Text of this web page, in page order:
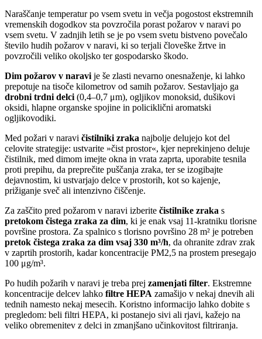
Naraščanje temperatur po vsem svetu in večja pogostost ekstremnih
vremenskih dogodkov sta povzročila porast požarov v naravi po
vsem svetu. V zadnjih letih se je po vsem svetu bistveno povečalo
število hudih požarov v naravi, ki so terjali človeške žrtve in
povzročili veliko okoljsko ter gospodarsko škodo.
Dim požarov v naravi je še zlasti nevarno onesnaženje, ki lahko
prepotuje na tisoče kilometrov od samih požarov. Sestavljajo ga
drobni trdni delci (0,4–0,7 μm), ogljikov monoksid, dušikovi
oksidi, hlapne organske spojine in policiklični aromatski
ogljikovodiki.
Med požari v naravi čistilniki zraka najbolje delujejo kot del
celovite strategije: ustvarite »čist prostor«, kjer neprekinjeno deluje
čistilnik, med dimom imejte okna in vrata zaprta, uporabite tesnila
proti prepihu, da preprečite puščanja zraka, ter se izogibajte
dejavnostim, ki ustvarjajo delce v prostorih, kot so kajenje,
prižiganje sveč ali intenzivno čiščenje.
Za zaščito pred požarom v naravi izberite čistilnike zraka s
pretokom čistega zraka za dim, ki je enak vsaj 11-kratniku tlorisne
površine prostora. Za spalnico s tlorisno površino 28 m² je potreben
pretok čistega zraka za dim vsaj 330 m³/h, da ohranite zdrav zrak
v zaprtih prostorih, kadar koncentracije PM2,5 na prostem presegajo
100 μg/m³.
Po hudih požarih v naravi je treba prej zamenjati filter. Ekstremne
koncentracije delcev lahko filtre HEPA zamašijo v nekaj dnevih ali
tednih namesto nekaj mesecih. Koristno informacijo lahko dobite s
pregledom: beli filtri HEPA, ki postanejo sivi ali rjavi, kažejo na
veliko obremenitev z delci in zmanjšano učinkovitost filtriranja.